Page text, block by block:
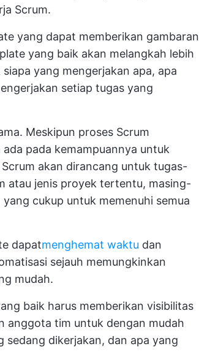
Scrum.
yang dapat memberikan gambaran
yang baik akan melangkah lebih
yang mengerjakan apa, apa
setiap tugas yang
Meskipun proses Scrum
pada kemampuannya untuk
akan dirancang untuk tugas-
atau jenis proyek tertentu, masing-
cukup untuk memenuhi semua
dapatmenghemat waktu dan
sejauh memungkinkan
mudah.
baik harus memberikan visibilitas
anggota tim untuk dengan mudah
sedang dikerjakan, dan apa yang